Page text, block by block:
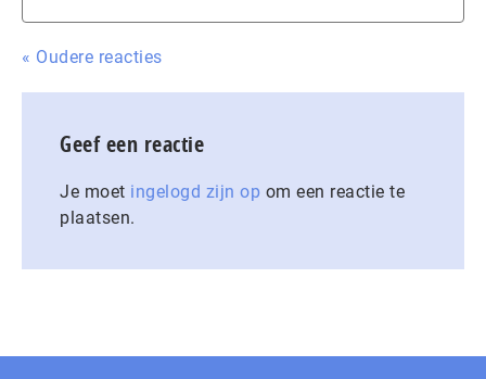
« Oudere reacties
Geef een reactie
Je moet ingelogd zijn op om een reactie te
plaatsen.